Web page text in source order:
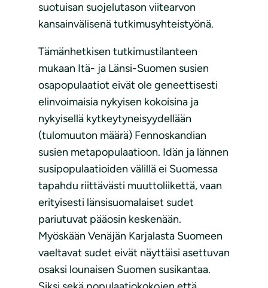
suotuisan suojelutason viitearvon
kansainvälisenä tutkimusyhteistyönä.
Tämänhetkisen tutkimustilanteen
mukaan Itä- ja Länsi-Suomen susien
osapopulaatiot eivät ole geneettisesti
elinvoimaisia nykyisen kokoisina ja
nykyisellä kytkeytyneisyydellään
(tulomuuton määrä) Fennoskandian
susien metapopulaatioon. Idän ja lännen
susipopulaatioiden välillä ei Suomessa
tapahdu riittävästi muuttoliikettä, vaan
erityisesti länsisuomalaiset sudet
pariutuvat pääosin keskenään.
Myöskään Venäjän Karjalasta Suomeen
vaeltavat sudet eivät näyttäisi asettuvan
osaksi lounaisen Suomen susikantaa.